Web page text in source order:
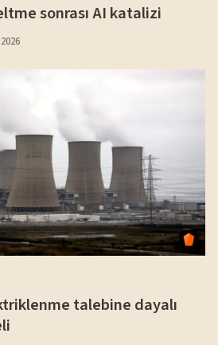
sonrası AI katalizi
talebine dayalı